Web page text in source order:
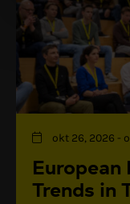
okt 26, 2026 -
European
Trends in